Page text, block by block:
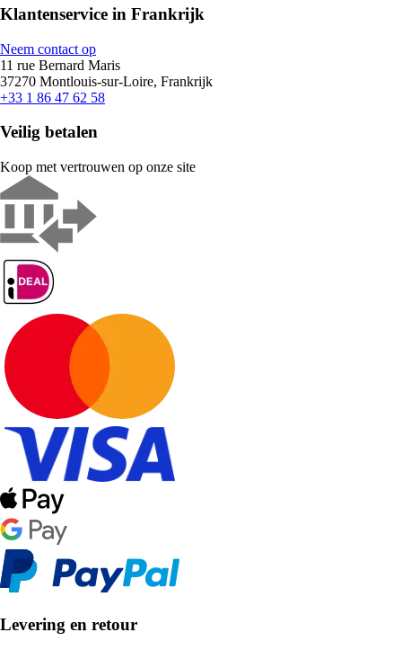
Klantenservice in Frankrijk
Neem contact op
11 rue Bernard Maris
37270 Montlouis-sur-Loire, Frankrijk
+33 1 86 47 62 58
Veilig betalen
Koop met vertrouwen op onze site
Levering en retour